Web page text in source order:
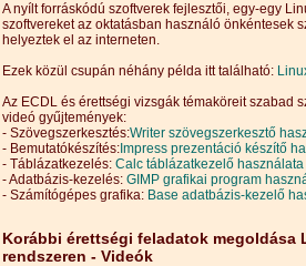
A nyílt forráskódú szoftverek fejlesztői, egy-egy
szoftvereket az oktatásban használó önkéntesek
helyeztek el az interneten.
Ezek közül csupán néhány példa itt található:
Az ECDL és érettségi vizsgák témaköreit szabad
videó gyűjtemények:
- Szövegszerkesztés:Writer szövegszerkesztő
- Bemutatókészítés: Impress prezentáció készítő
- Táblázatkezelés: Calc táblázatkezelő használata
- Adatbázis-kezelés: GIMP grafikai program
- Számítógépes grafika: Base adatbázis-kezelő
Korábbi érettségi feladatok megoldása
rendszeren - Videók